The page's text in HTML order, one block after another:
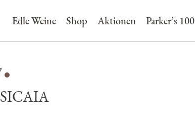
Edle Weine Shop Aktionen Parker’s 100